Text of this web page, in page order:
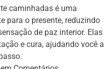
caminhadas é uma
para o presente, reduzindo
de paz interior. Elas
e cura, ajudando você a